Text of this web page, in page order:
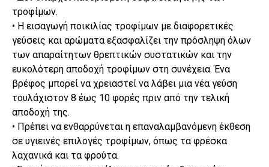
τροφίμων.
• Η εισαγωγή ποικιλίας τροφίμων με διαφορετικές
γεύσεις και αρώματα εξασφαλίζει την πρόσληψη όλων
των απαραίτητων θρεπτικών συστατικών και την
ευκολότερη αποδοχή τροφίμων στη συνέχεια. Ένα
βρέφος μπορεί να χρειαστεί να λάβει μια νέα γεύση
τουλάχιστον 8 έως 10 φορές πριν από την τελική
αποδοχή της.
• Πρέπει να ενθαρρύνεται η επαναλαμβανόμενη έκθεση
σε υγιεινές επιλογές τροφίμων, όπως τα φρέσκα
λαχανικά και τα φρούτα.